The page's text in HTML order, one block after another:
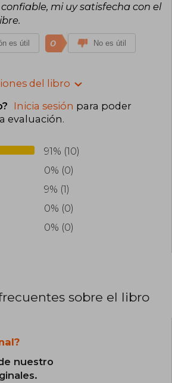
mi uy satisfecha con el
es útil 0 No es útil
del libro
Inicia sesión para poder
evaluación.
91% (10)
0% (0)
9% (1)
0% (0)
0% (0)
sobre el libro
nuestro